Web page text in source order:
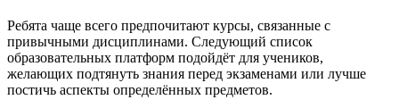
Ребята чаще всего предпочитают курсы, связанные с
привычными дисциплинами. Следующий список
образовательных платформ подойдёт для учеников,
желающих подтянуть знания перед экзаменами или лучше
постичь аспекты определённых предметов.